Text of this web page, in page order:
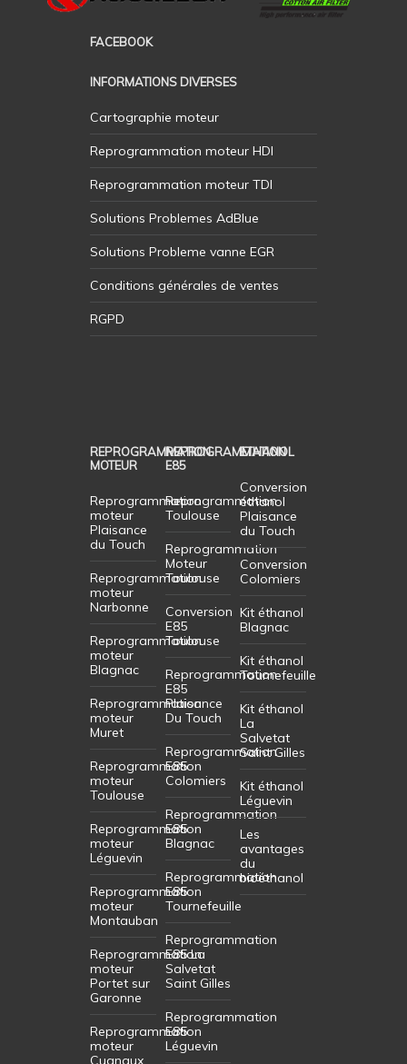
FACEBOOK
INFORMATIONS DIVERSES
Cartographie moteur
Reprogrammation moteur HDI
Reprogrammation moteur TDI
Solutions Problemes AdBlue
Solutions Probleme vanne EGR
Conditions générales de ventes
RGPD
REPROGRAMMATION
MOTEUR
Reprogrammation
moteur
Plaisance
du Touch
Reprogrammation
moteur
Narbonne
Reprogrammation
moteur
Blagnac
Reprogrammation
moteur
Muret
Reprogrammation
moteur
Toulouse
Reprogrammation
moteur
Léguevin
Reprogrammation
moteur
Montauban
Reprogrammation
moteur
Portet sur
Garonne
Reprogrammation
moteur
Cugnaux
REPROGRAMMATION
E85
Reprogrammation
Toulouse
Reprogrammation
Moteur
Toulouse
Conversion
E85
Toulouse
Reprogrammation
E85
Plaisance
Du Touch
Reprogrammation
E85
Colomiers
Reprogrammation
E85
Blagnac
Reprogrammation
E85
Tournefeuille
Reprogrammation
E85 La
Salvetat
Saint Gilles
Reprogrammation
E85
Léguevin
ETHANOL
Conversion
éthanol
Plaisance
du Touch
Conversion
Colomiers
Kit éthanol
Blagnac
Kit éthanol
Tournefeuille
Kit éthanol
La
Salvetat
Saint Gilles
Kit éthanol
Léguevin
Les
avantages
du
bioéthanol